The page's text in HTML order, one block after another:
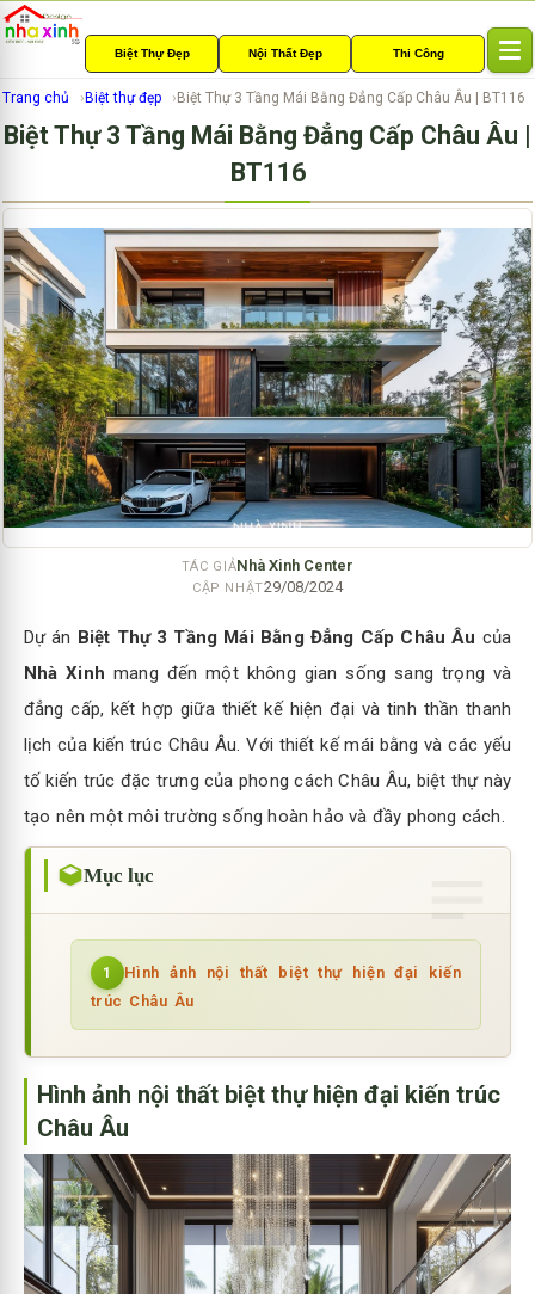
Biệt Thự Đẹp Nội Thất Đẹp Thi Công
g
g
n
a
i
g
a
t
i
o
n
Trang chủ Biệt thự đẹp Biệt Thự 3 Tầng Mái Bằng Đẳng Cấp Châu Âu | BT116
Biệt Thự 3 Tầng Mái Bằng Đẳng Cấp Châu Âu |
BT116
TÁC GIẢNhà Xinh Center
CẬP NHẬT29/08/2024
Dự án Biệt Thự 3 Tầng Mái Bằng Đẳng Cấp Châu Âu của
Nhà Xinh mang đến một không gian sống sang trọng và
đẳng cấp, kết hợp giữa thiết kế hiện đại và tinh thần thanh
lịch của kiến trúc Châu Âu. Với thiết kế mái bằng và các yếu
tố kiến trúc đặc trưng của phong cách Châu Âu, biệt thự này
tạo nên một môi trường sống hoàn hảo và đầy phong cách.
Mục lục
1
Hình ảnh nội thất biệt thự hiện đại kiến
trúc Châu Âu
Hình ảnh nội thất biệt thự hiện đại kiến trúc
Châu Âu